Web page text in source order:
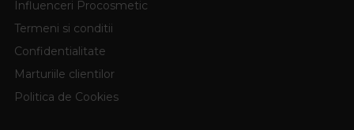
Influenceri Procosmetic
Termeni si conditii
Confidentialitate
Marturiile clientilor
Politica de Cookies